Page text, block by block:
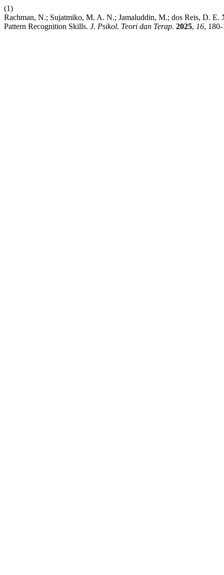
(1)
Rachman, N.; Sujatmiko, M. A. N.; Jamaluddin, M.; dos Reis, D.
Pattern Recognition Skills. J. Psikol. Teori dan Terap. 2025, 16,